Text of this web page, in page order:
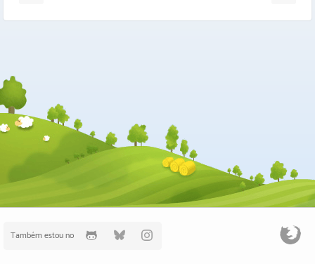
Também estou no